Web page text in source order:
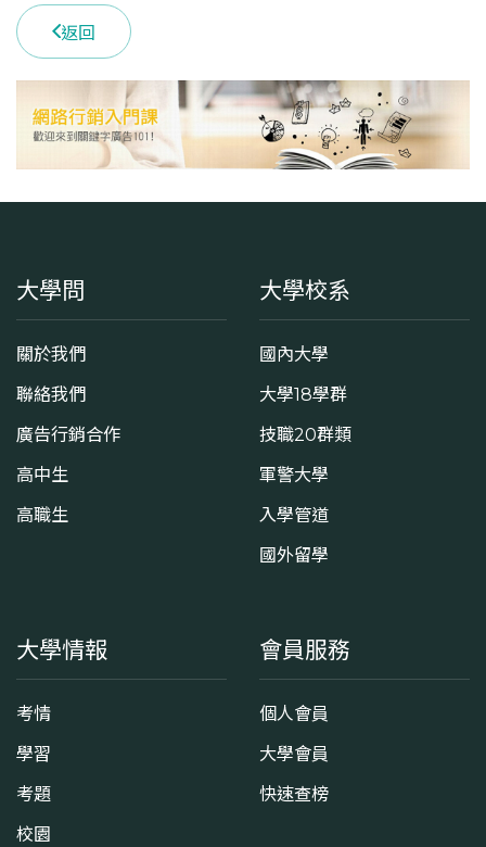
返回
大學問
關於我們
聯絡我們
廣告行銷合作
高中生
高職生
大學校系
國內大學
大學18學群
技職20群類
軍警大學
入學管道
國外留學
大學情報
考情
學習
考題
校園
會員服務
個人會員
大學會員
快速查榜